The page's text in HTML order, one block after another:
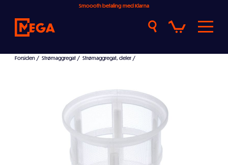
Smoooth betaling med Klarna
Forsiden / Strømaggregat / Strømaggregat, deler /